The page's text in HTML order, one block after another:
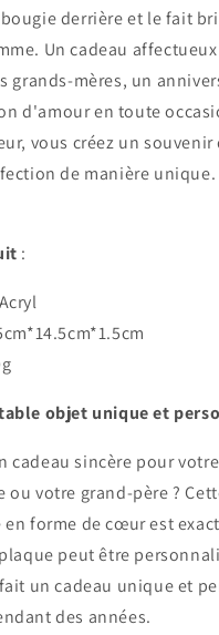
derrière et le fait
Un cadeau
grands-mères, un
d'amour en toute
vous créez un
de manière unique.
:
objet unique et
cadeau sincère pour
ou votre grand-père ?
forme de cœur est
peut être
un cadeau unique et
des années.